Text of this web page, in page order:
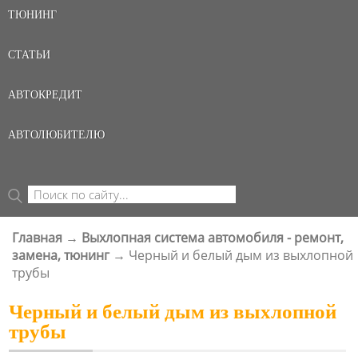
ТЮНИНГ
СТАТЬИ
АВТОКРЕДИТ
АВТОЛЮБИТЕЛЮ
ФОРМА ПОИСКА
Поиск
ВЫ ЗДЕСЬ
Главная → Выхлопная система автомобиля - ремонт,
замена, тюнинг → Черный и белый дым из выхлопной
трубы
Черный и белый дым из выхлопной
трубы